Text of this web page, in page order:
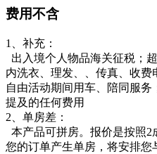
费用不含
1、补充：
出入境个人物品海关征税；
内洗衣、理发、、传真、收费
自由活动期间用车、陪同服
提及的任何费用
2、单房差：
本产品可拼房。报价是按照2
您的订单产生单房，将安排